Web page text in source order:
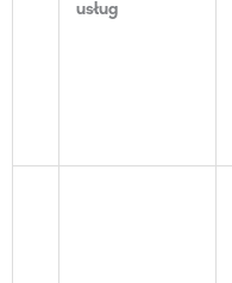
usług